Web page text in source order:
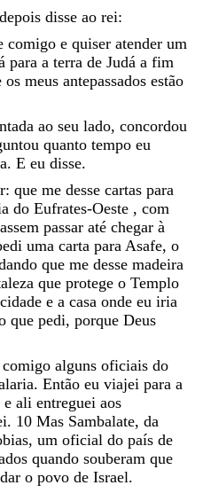
depois disse ao rei:
comigo e quiser atender um
para a terra de Judá a fim
os meus antepassados estão
ao seu lado, concordou
quanto tempo eu
. E eu disse.
: que me desse cartas para
do Eufrates-Oeste , com
passar até chegar à
uma carta para Asafe, o
que me desse madeira
que protege o Templo
cidade e a casa onde eu iria
que pedi, porque Deus
comigo alguns oficiais do
. Então eu viajei para a
e ali entreguei aos
. 10 Mas Sambalate, da
, um oficial do país de
quando souberam que
o povo de Israel.